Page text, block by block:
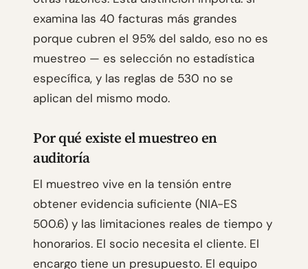
examina las 40 facturas más grandes
porque cubren el 95% del saldo, eso no es
muestreo — es selección no estadística
específica, y las reglas de 530 no se
aplican del mismo modo.
Por qué existe el muestreo en
auditoría
El muestreo vive en la tensión entre
obtener evidencia suficiente (NIA-ES
500.6) y las limitaciones reales de tiempo y
honorarios. El socio necesita el cliente. El
encargo tiene un presupuesto. El equipo